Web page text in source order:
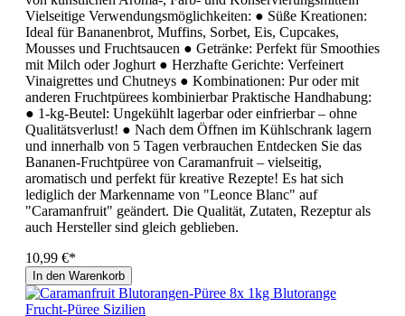
Vielseitige Verwendungsmöglichkeiten: ● Süße Kreationen:
Ideal für Bananenbrot, Muffins, Sorbet, Eis, Cupcakes,
Mousses und Fruchtsaucen ● Getränke: Perfekt für Smoothies
mit Milch oder Joghurt ● Herzhafte Gerichte: Verfeinert
Vinaigrettes und Chutneys ● Kombinationen: Pur oder mit
anderen Fruchtpürees kombinierbar Praktische Handhabung:
● 1-kg-Beutel: Ungekühlt lagerbar oder einfrierbar – ohne
Qualitätsverlust! ● Nach dem Öffnen im Kühlschrank lagern
und innerhalb von 5 Tagen verbrauchen Entdecken Sie das
Bananen-Fruchtpüree von Caramanfruit – vielseitig,
aromatisch und perfekt für kreative Rezepte! Es hat sich
lediglich der Markenname von "Leonce Blanc" auf
"Caramanfruit" geändert. Die Qualität, Zutaten, Rezeptur als
auch Hersteller sind gleich geblieben.
10,99 €*
In den Warenkorb